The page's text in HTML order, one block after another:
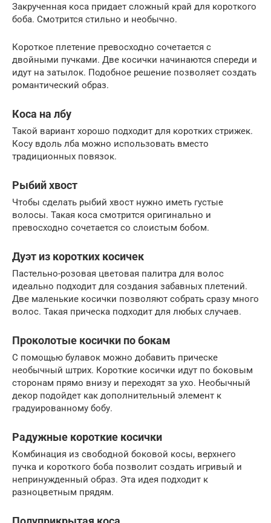
Закрученная коса придает сложный край для короткого
боба. Смотрится стильно и необычно.
Короткое плетение превосходно сочетается с
двойными пучками. Две косички начинаются спереди и
идут на затылок. Подобное решение позволяет создать
романтический образ.
Коса на лбу
Такой вариант хорошо подходит для коротких стрижек.
Косу вдоль лба можно использовать вместо
традиционных повязок.
Рыбий хвост
Чтобы сделать рыбий хвост нужно иметь густые
волосы. Такая коса смотрится оригинально и
превосходно сочетается со слоистым бобом.
Дуэт из коротких косичек
Пастельно-розовая цветовая палитра для волос
идеально подходит для создания забавных плетений.
Две маленькие косички позволяют собрать сразу много
волос. Такая прическа подходит для любых случаев.
Проколотые косички по бокам
С помощью булавок можно добавить прическе
необычный штрих. Короткие косички идут по боковым
сторонам прямо внизу и переходят за ухо. Необычный
декор подойдет как дополнительный элемент к
градуированному бобу.
Радужные короткие косички
Комбинация из свободной боковой косы, верхнего
пучка и короткого боба позволит создать игривый и
непринужденный образ. Эта идея подходит к
разноцветным прядям.